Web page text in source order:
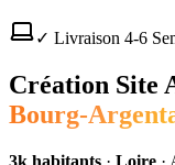
✓ Livraison 4-6
Création Site
Bourg-
3k habitants · Loire ·